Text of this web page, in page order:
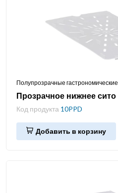
Полупрозрачные
Прозрачное нижнее сито
Код продукта 10PPD
Добавить в корзину